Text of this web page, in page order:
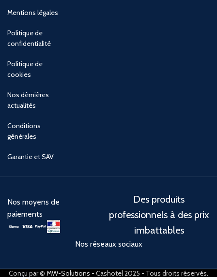
Mentions légales
Politique de
confidentialité
Politique de
cookies
Nos dèrnières
actualités
Conditions
générales
Garantie et SAV
Nos moyens de
paiements
Des produits
professionnels à des prix
imbattables
Nos réseaux sociaux
Conçu par © MW-Solutions - Cashotel 2025 - Tous droits réservés.